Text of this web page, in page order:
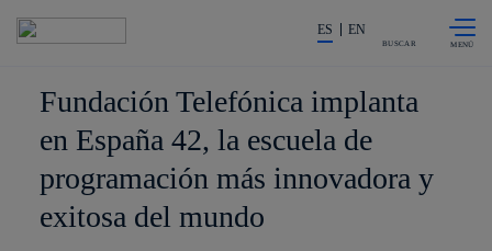
La acción en accionistas e
ES EN
BUSCAR
Fundación Telefónica implanta
en España 42, la escuela de
programación más innovadora y
exitosa del mundo